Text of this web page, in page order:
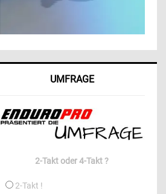
UMFRAGE
2-Takt oder 4-Takt ?
2-Takt !